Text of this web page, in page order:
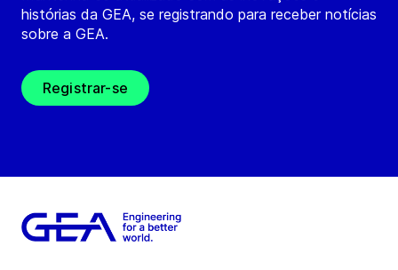
histórias da GEA, se registrando para receber notícias
sobre a GEA.
Registrar-se